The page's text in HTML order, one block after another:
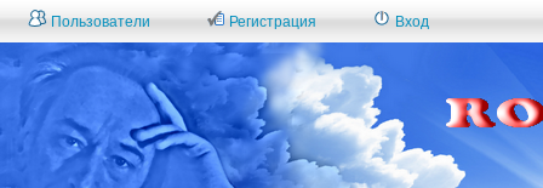
Пользователи Регистрация Вход